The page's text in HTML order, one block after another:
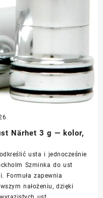
Närhet 3 g — kolor,
usta i jednocześnie
Szminka do ust
Formuła zapewnia
nałożeniu, dzięki